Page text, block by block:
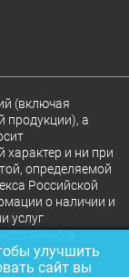
(включая
продукции), а
и ни при
определяемой
Российской
о наличии и
услуг
в
улучшить
сайт вы